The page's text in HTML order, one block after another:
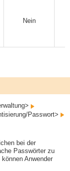
Nein
Passwort>
bei der
Passwörter zu
Anwender